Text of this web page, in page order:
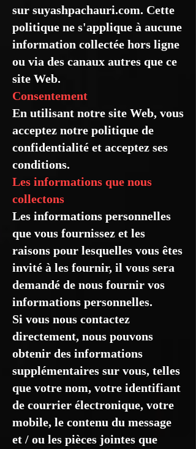
sur suyashpachauri.com. Cette
politique ne s'applique à aucune
information collectée hors ligne
ou via des canaux autres que ce
site Web.
Consentement
En utilisant notre site Web, vous
acceptez notre politique de
confidentialité et acceptez ses
conditions.
Les informations que nous
collectons
Les informations personnelles
que vous fournissez et les
raisons pour lesquelles vous êtes
invité à les fournir, il vous sera
demandé de nous fournir vos
informations personnelles.
Si vous nous contactez
directement, nous pouvons
obtenir des informations
supplémentaires sur vous, telles
que votre nom, votre identifiant
de courrier électronique, votre
mobile, le contenu du message
et / ou les pièces jointes que